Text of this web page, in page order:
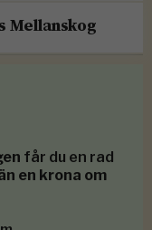
Mellanskog
får du en rad
en krona om